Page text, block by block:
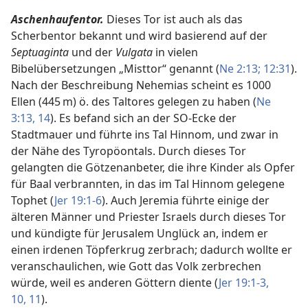
Aschenhaufentor. Dieses Tor ist auch als das
Scherbentor bekannt und wird basierend auf der
Septuaginta und der Vulgata in vielen
Bibelübersetzungen „Misttor“ genannt (Ne 2:13; 12:31).
Nach der Beschreibung Nehemias scheint es 1000
Ellen (445 m) ö. des Taltores gelegen zu haben (Ne
3:13, 14). Es befand sich an der SO-Ecke der
Stadtmauer und führte ins Tal Hinnom, und zwar in
der Nähe des Tyropöontals. Durch dieses Tor
gelangten die Götzenanbeter, die ihre Kinder als Opfer
für Baal verbrannten, in das im Tal Hinnom gelegene
Tophet (Jer 19:1-6). Auch Jeremia führte einige der
älteren Männer und Priester Israels durch dieses Tor
und kündigte für Jerusalem Unglück an, indem er
einen irdenen Töpferkrug zerbrach; dadurch wollte er
veranschaulichen, wie Gott das Volk zerbrechen
würde, weil es anderen Göttern diente (Jer 19:1-3,
10, 11).